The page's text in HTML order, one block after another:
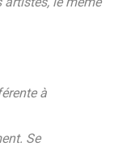
à
Se